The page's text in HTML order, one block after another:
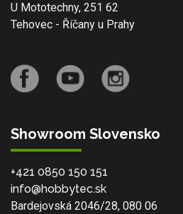
U Mototechny, 251 62
Tehovec - Říčany u Prahy
Showroom Slovensko
+421 0850 150 151
info@hobbytec.sk
Bardejovská 2046/28, 080 06